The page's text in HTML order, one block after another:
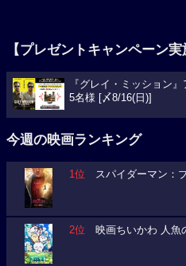
【プレゼントキャンペーン実
『グレイ・ミッション
5名様 [〆8/16(日)]
今週の映画ランキング
1位 スパイダーマン：
2位 映画ちいかわ 人魚